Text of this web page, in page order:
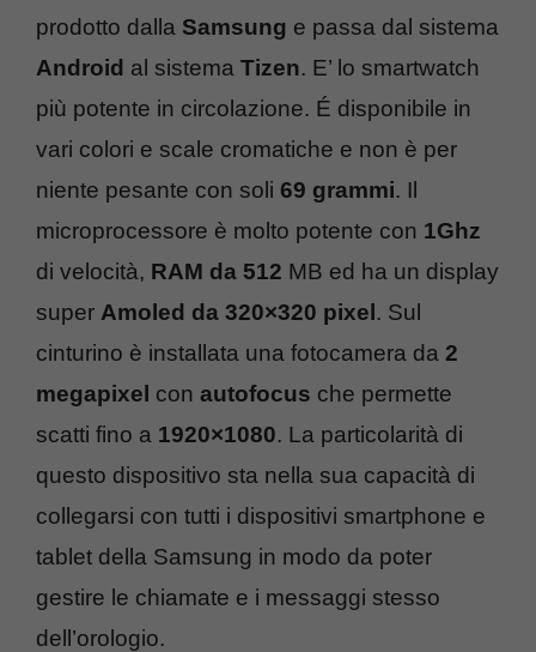
prodotto dalla Samsung e passa dal sistema
Android al sistema Tizen. E’ lo smartwatch
più potente in circolazione. É disponibile in
vari colori e scale cromatiche e non è per
niente pesante con soli 69 grammi. Il
microprocessore è molto potente con 1Ghz
di velocità, RAM da 512 MB ed ha un display
super Amoled da 320×320 pixel. Sul
cinturino è installata una fotocamera da 2
megapixel con autofocus che permette
scatti fino a 1920×1080. La particolarità di
questo dispositivo sta nella sua capacità di
collegarsi con tutti i dispositivi smartphone e
tablet della Samsung in modo da poter
gestire le chiamate e i messaggi stesso
dell’orologio.